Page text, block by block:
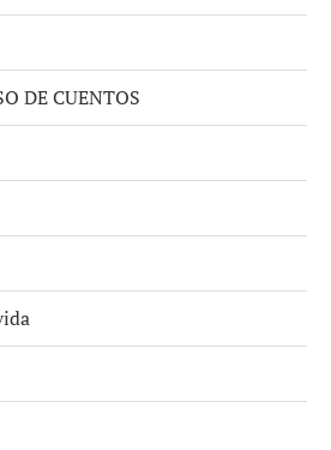
DE CUENTOS